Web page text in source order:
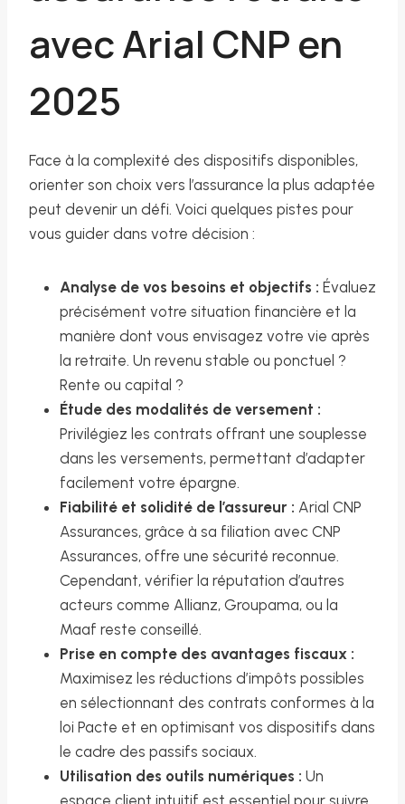
avec Arial CNP en
2025
Face à la complexité des dispositifs disponibles,
orienter son choix vers l’assurance la plus adaptée
peut devenir un défi. Voici quelques pistes pour
vous guider dans votre décision :
Analyse de vos besoins et objectifs : Évaluez
précisément votre situation financière et la
manière dont vous envisagez votre vie après
la retraite. Un revenu stable ou ponctuel ?
Rente ou capital ?
Étude des modalités de versement :
Privilégiez les contrats offrant une souplesse
dans les versements, permettant d’adapter
facilement votre épargne.
Fiabilité et solidité de l’assureur : Arial CNP
Assurances, grâce à sa filiation avec CNP
Assurances, offre une sécurité reconnue.
Cependant, vérifier la réputation d’autres
acteurs comme Allianz, Groupama, ou la
Maaf reste conseillé.
Prise en compte des avantages fiscaux :
Maximisez les réductions d’impôts possibles
en sélectionnant des contrats conformes à la
loi Pacte et en optimisant vos dispositifs dans
le cadre des passifs sociaux.
Utilisation des outils numériques : Un
espace client intuitif est essentiel pour suivre